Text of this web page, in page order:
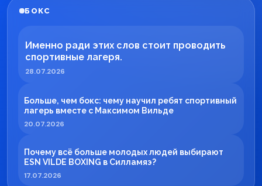
БОКС
Именно ради этих слов стоит проводить
спортивные лагеря.
28.07.2026
Больше, чем бокс: чему научил ребят спортивный
лагерь вместе с Максимом Вильде
20.07.2026
Почему всё больше молодых людей выбирают
ESN VILDE BOXING в Силламяэ?
17.07.2026